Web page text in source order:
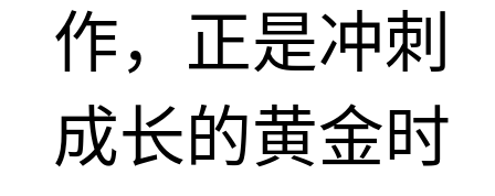
作，正是冲刺
成长的黄金时